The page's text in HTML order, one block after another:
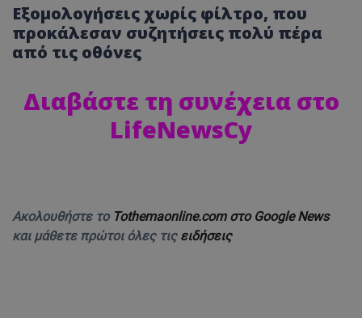
Εξομολογήσεις χωρίς φίλτρο, που
προκάλεσαν συζητήσεις πολύ πέρα
από τις οθόνες
Διαβάστε τη συνέχεια στο
LifeNewsCy
Ακολουθήστε το Tothemaonline.com στο Google News
και μάθετε πρώτοι όλες τις ειδήσεις